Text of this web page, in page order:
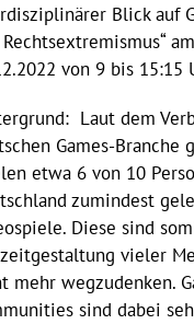
Blick auf
am
von 9 bis 15:15
Laut dem
Games-Branche
etwa 6 von 10
zumindest
Diese sind
vieler
mehr wegzudenken.
sind dabei